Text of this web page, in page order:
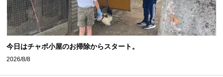
今日はチャボ小屋のお掃除からスタート。
2026/8/8